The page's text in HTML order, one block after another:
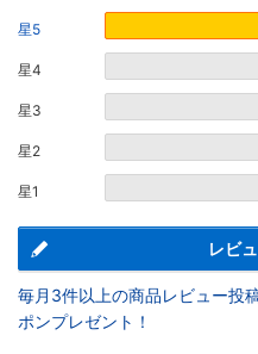
星5
星4
星3
星2
星1
レビ
毎月3件以上の商品レビュー投
ポンプレゼント！